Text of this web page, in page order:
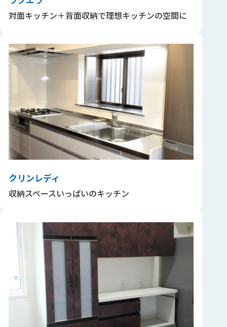
対面キッチン＋背面収納で理想キッチンの空間に
クリンレディ
収納スペースいっぱいのキッチン